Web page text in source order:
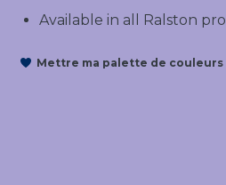
Available in all Ralston
Mettre ma palette de couleurs